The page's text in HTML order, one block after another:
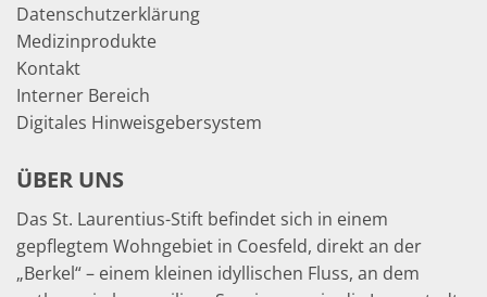
Datenschutzerklärung
Medizinprodukte
Kontakt
Interner Bereich
Digitales Hinweisgebersystem
ÜBER UNS
Das St. Laurentius-Stift befindet sich in einem
gepflegtem Wohngebiet in Coesfeld, direkt an der
„Berkel“ – einem kleinen idyllischen Fluss, an dem